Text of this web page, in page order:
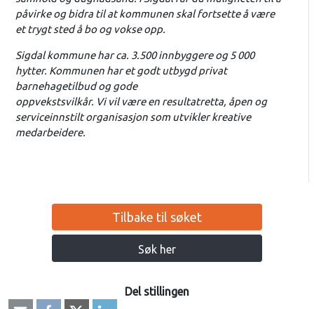
påvirke og bidra til at kommunen skal fortsette å være
et trygt sted å bo og vokse opp.
Sigdal kommune har ca. 3.500 innbyggere og 5 000
hytter. Kommunen har et godt utbygd privat
barnehagetilbud og gode
oppvekstsvilkår. Vi vil være en resultatretta, åpen og
serviceinnstilt organisasjon som utvikler kreative
medarbeidere.
Tilbake til søket
Søk her
Del stillingen